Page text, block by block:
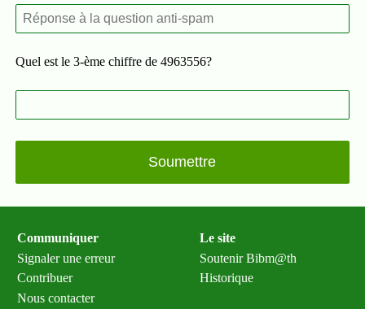
Quel est le 3-ème chiffre de 4963556?
Communiquer
Signaler une erreur
Contribuer
Nous contacter
Le site
Soutenir Bibm@th
Historique